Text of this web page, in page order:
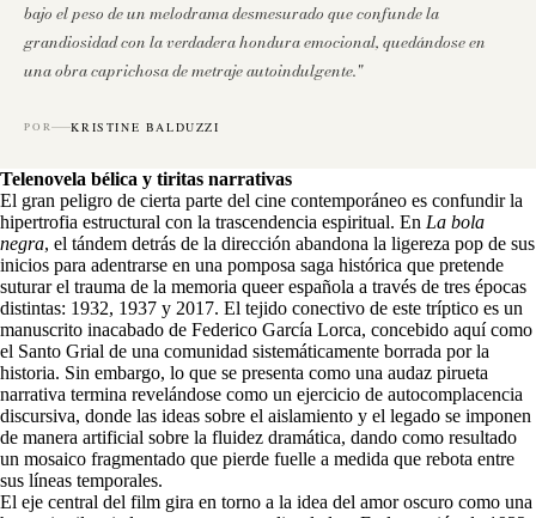
bajo el peso de un melodrama desmesurado que confunde la
grandiosidad con la verdadera hondura emocional, quedándose en
una obra caprichosa de metraje autoindulgente."
POR KRISTINE BALDUZZI
Telenovela bélica y tiritas narrativas
El gran peligro de cierta parte del cine contemporáneo es confundir la
hipertrofia estructural con la trascendencia espiritual. En La bola
negra, el tándem detrás de la dirección abandona la ligereza pop de sus
inicios para adentrarse en una pomposa saga histórica que pretende
suturar el trauma de la memoria queer española a través de tres épocas
distintas: 1932, 1937 y 2017. El tejido conectivo de este tríptico es un
manuscrito inacabado de Federico García Lorca, concebido aquí como
el Santo Grial de una comunidad sistemáticamente borrada por la
historia. Sin embargo, lo que se presenta como una audaz pirueta
narrativa termina revelándose como un ejercicio de autocomplacencia
discursiva, donde las ideas sobre el aislamiento y el legado se imponen
de manera artificial sobre la fluidez dramática, dando como resultado
un mosaico fragmentado que pierde fuelle a medida que rebota entre
sus líneas temporales.
El eje central del film gira en torno a la idea del amor oscuro como una